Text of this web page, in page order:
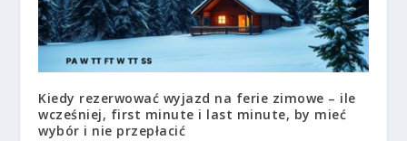
Kiedy rezerwować wyjazd na ferie zimowe – ile
wcześniej, first minute i last minute, by mieć
wybór i nie przepłacić